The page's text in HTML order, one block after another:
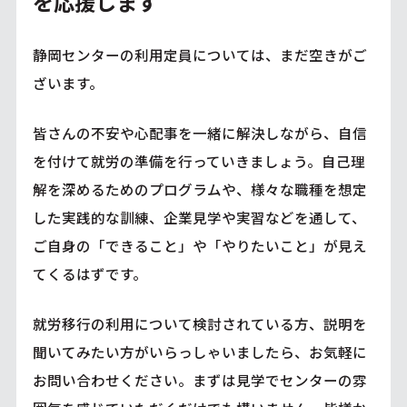
静岡センターの利用定員については、まだ空きがご
ざいます。
皆さんの不安や心配事を一緒に解決しながら、自信
を付けて就労の準備を行っていきましょう。自己理
解を深めるためのプログラムや、様々な職種を想定
した実践的な訓練、企業見学や実習などを通して、
ご自身の「できること」や「やりたいこと」が見え
てくるはずです。
就労移行の利用について検討されている方、説明を
聞いてみたい方がいらっしゃいましたら、お気軽に
お問い合わせください。まずは見学でセンターの雰